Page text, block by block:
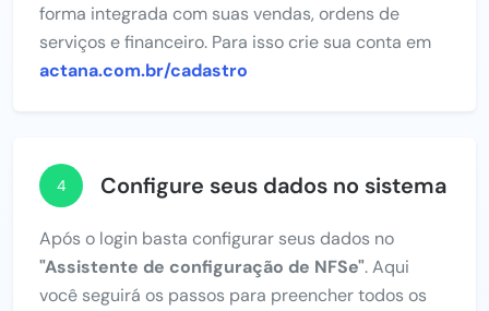
forma integrada com suas vendas, ordens de
serviços e financeiro. Para isso crie sua conta em
actana.com.br/cadastro
4 Configure seus dados no sistema
Após o login basta configurar seus dados no
"Assistente de configuração de NFSe". Aqui
você seguirá os passos para preencher todos os